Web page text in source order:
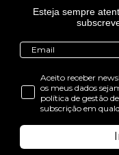
Esteja sempre
Aceito receber
os meus dados
política de gestão
subscrição em